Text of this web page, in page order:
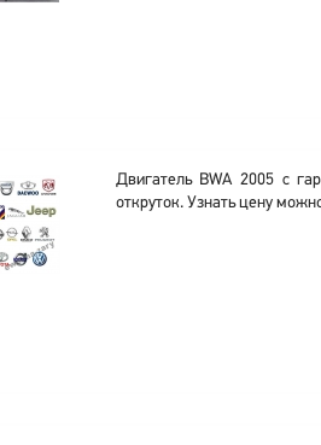
Двигатель BWA 2005 с
откруток. Узнать цену